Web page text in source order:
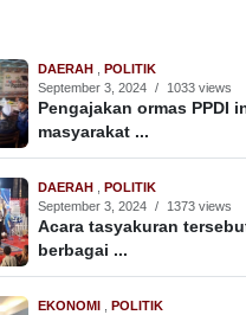
DAERAH
POLITIK
September 3, 2024 / 1033 views
Pengajakan ormas PPDI
masyarakat ...
DAERAH
POLITIK
September 3, 2024 / 1373 views
Acara tasyakuran
berbagai ...
EKONOMI
POLITIK